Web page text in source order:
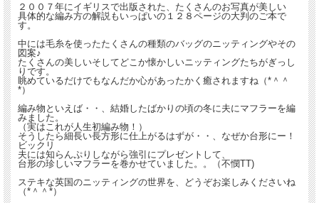
２００７年にイギリスで出版された、たくさんのお写真が美しい
具体的な編み方の解説もいっぱいの１２８ページの大判のご本で
す。
中には毛糸を使ったたくさんの種類のバッグのニッティングやその
図案♪
たくさんの美しいそしてどこか懐かしいニッティングたちがぎっし
りです。
眺めているだけでもなんだか心があったかく癒されますね（*＾＾
*）
編み物といえば・・、結婚したばかりの頃の冬に夫にマフラーを編
みました。
（実はこれが人生初編み物！）
そうしたら細長い長方形に仕上がるはずが・・、なぜか台形にー！
ビックリ
夫には知らんぷりしながら強引にプレゼントして、
台形の珍しいマフラーを巻かせていました。。（不憫TT)
ステキな英国のニッティングの世界を、どうぞお楽しみくださいね
（*＾＾*）